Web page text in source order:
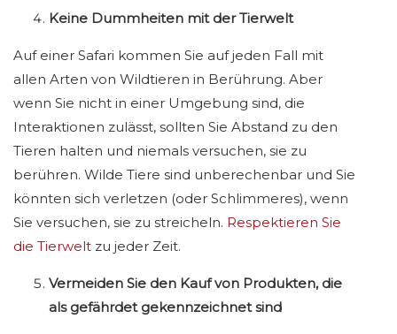
Keine Dummheiten mit der Tierwelt
Auf einer Safari kommen Sie auf jeden Fall mit
allen Arten von Wildtieren in Berührung. Aber
wenn Sie nicht in einer Umgebung sind, die
Interaktionen zulässt, sollten Sie Abstand zu den
Tieren halten und niemals versuchen, sie zu
berühren. Wilde Tiere sind unberechenbar und Sie
könnten sich verletzen (oder Schlimmeres), wenn
Sie versuchen, sie zu streicheln. Respektieren Sie
die Tierwelt zu jeder Zeit.
Vermeiden Sie den Kauf von Produkten, die
als gefährdet gekennzeichnet sind